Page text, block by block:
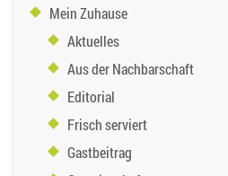
Mein Zuhause
Aktuelles
Aus der Nachbarschaft
Editorial
Frisch serviert
Gastbeitrag